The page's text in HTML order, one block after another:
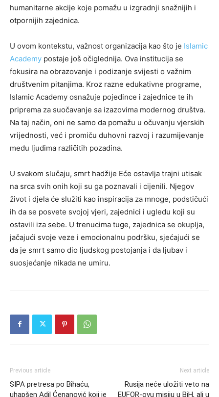
humanitarne akcije koje pomažu u izgradnji snažnijih i
otpornijih zajednica.
U ovom kontekstu, važnost organizacija kao što je Islamic
Academy postaje još očiglednija. Ova institucija se
fokusira na obrazovanje i podizanje svijesti o važnim
društvenim pitanjima. Kroz razne edukativne programe,
Islamic Academy osnažuje pojedince i zajednice te ih
priprema za suočavanje sa izazovima modernog društva.
Na taj način, oni ne samo da pomažu u očuvanju vjerskih
vrijednosti, već i promiču duhovni razvoj i razumijevanje
među ljudima različitih pozadina.
U svakom slučaju, smrt hadžije Eće ostavlja trajni utisak
na srca svih onih koji su ga poznavali i cijenili. Njegov
život i djela će služiti kao inspiracija za mnoge, podstičući
ih da se posvete svojoj vjeri, zajednici i ugledu koji su
ostavili iza sebe. U trenucima tuge, zajednica se okuplja,
jačajući svoje veze i emocionalnu podršku, sjećajući se
da je smrt samo dio ljudskog postojanja i da ljubav i
suosjećanje nikada ne umiru.
Previous article
SIPA pretresa po Bihaću,
uhapšen Adil Ćenanović koji je
Next article
Rusija neće uložiti veto na
EUFOR-ovu misiju u BiH, ali u